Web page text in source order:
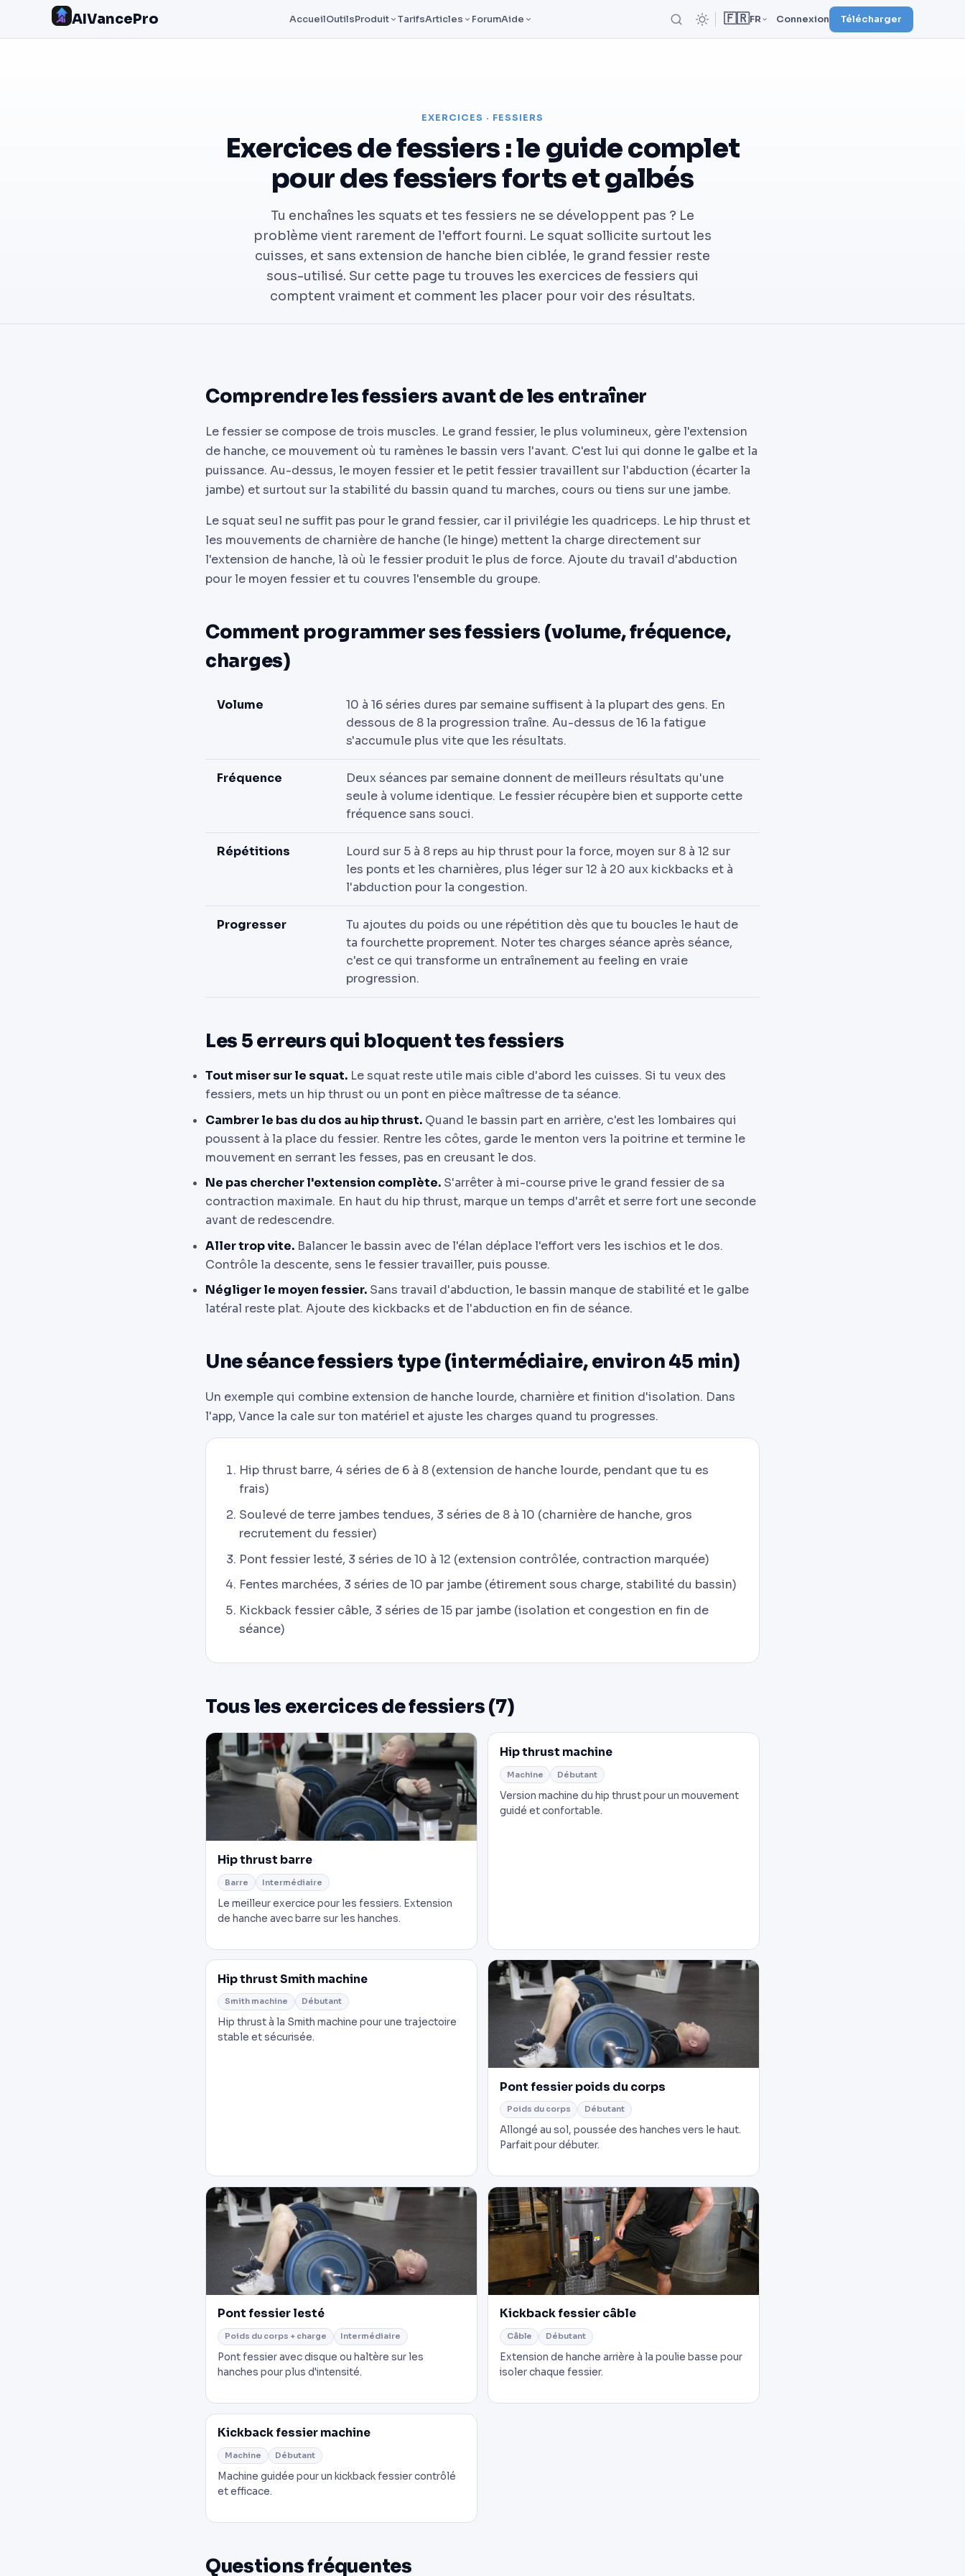
AIVancePro AccueilOutilsProduit TarifsArticles ForumAide 🇫🇷FR Connexion Télécharger
EXERCICES · FESSIERS
Exercices de fessiers : le guide complet
pour des fessiers forts et galbés
Tu enchaînes les squats et tes fessiers ne se développent pas ? Le
problème vient rarement de l'effort fourni. Le squat sollicite surtout les
cuisses, et sans extension de hanche bien ciblée, le grand fessier reste
sous-utilisé. Sur cette page tu trouves les exercices de fessiers qui
comptent vraiment et comment les placer pour voir des résultats.
Comprendre les fessiers avant de les entraîner
Le fessier se compose de trois muscles. Le grand fessier, le plus volumineux, gère l'extension
de hanche, ce mouvement où tu ramènes le bassin vers l'avant. C'est lui qui donne le galbe et la
puissance. Au-dessus, le moyen fessier et le petit fessier travaillent sur l'abduction (écarter la
jambe) et surtout sur la stabilité du bassin quand tu marches, cours ou tiens sur une jambe.
Le squat seul ne suffit pas pour le grand fessier, car il privilégie les quadriceps. Le hip thrust et
les mouvements de charnière de hanche (le hinge) mettent la charge directement sur
l'extension de hanche, là où le fessier produit le plus de force. Ajoute du travail d'abduction
pour le moyen fessier et tu couvres l'ensemble du groupe.
Comment programmer ses fessiers (volume, fréquence,
charges)
Volume
10 à 16 séries dures par semaine suffisent à la plupart des gens. En
dessous de 8 la progression traîne. Au-dessus de 16 la fatigue
s'accumule plus vite que les résultats.
Fréquence
Deux séances par semaine donnent de meilleurs résultats qu'une
seule à volume identique. Le fessier récupère bien et supporte cette
fréquence sans souci.
Répétitions
Lourd sur 5 à 8 reps au hip thrust pour la force, moyen sur 8 à 12 sur
les ponts et les charnières, plus léger sur 12 à 20 aux kickbacks et à
l'abduction pour la congestion.
Progresser
Tu ajoutes du poids ou une répétition dès que tu boucles le haut de
ta fourchette proprement. Noter tes charges séance après séance,
c'est ce qui transforme un entraînement au feeling en vraie
progression.
Les 5 erreurs qui bloquent tes fessiers
Tout miser sur le squat. Le squat reste utile mais cible d'abord les cuisses. Si tu veux des
fessiers, mets un hip thrust ou un pont en pièce maîtresse de ta séance.
Cambrer le bas du dos au hip thrust. Quand le bassin part en arrière, c'est les lombaires qui
poussent à la place du fessier. Rentre les côtes, garde le menton vers la poitrine et termine le
mouvement en serrant les fesses, pas en creusant le dos.
Ne pas chercher l'extension complète. S'arrêter à mi-course prive le grand fessier de sa
contraction maximale. En haut du hip thrust, marque un temps d'arrêt et serre fort une seconde
avant de redescendre.
Aller trop vite. Balancer le bassin avec de l'élan déplace l'effort vers les ischios et le dos.
Contrôle la descente, sens le fessier travailler, puis pousse.
Négliger le moyen fessier. Sans travail d'abduction, le bassin manque de stabilité et le galbe
latéral reste plat. Ajoute des kickbacks et de l'abduction en fin de séance.
Une séance fessiers type (intermédiaire, environ 45 min)
Un exemple qui combine extension de hanche lourde, charnière et finition d'isolation. Dans
l'app, Vance la cale sur ton matériel et ajuste les charges quand tu progresses.
Hip thrust barre, 4 séries de 6 à 8 (extension de hanche lourde, pendant que tu es
frais)
Soulevé de terre jambes tendues, 3 séries de 8 à 10 (charnière de hanche, gros
recrutement du fessier)
Pont fessier lesté, 3 séries de 10 à 12 (extension contrôlée, contraction marquée)
Fentes marchées, 3 séries de 10 par jambe (étirement sous charge, stabilité du bassin)
Kickback fessier câble, 3 séries de 15 par jambe (isolation et congestion en fin de
séance)
Tous les exercices de fessiers (7)
Hip thrust barre
Barre Intermédiaire
Le meilleur exercice pour les fessiers. Extension
de hanche avec barre sur les hanches.
Hip thrust machine
Machine Débutant
Version machine du hip thrust pour un mouvement
guidé et confortable.
Hip thrust Smith machine
Smith machine Débutant
Hip thrust à la Smith machine pour une trajectoire
stable et sécurisée.
Pont fessier poids du corps
Poids du corps Débutant
Allongé au sol, poussée des hanches vers le haut.
Parfait pour débuter.
Pont fessier lesté
Poids du corps + charge Intermédiaire
Pont fessier avec disque ou haltère sur les
hanches pour plus d'intensité.
Kickback fessier câble
Câble Débutant
Extension de hanche arrière à la poulie basse pour
isoler chaque fessier.
Kickback fessier machine
Machine Débutant
Machine guidée pour un kickback fessier contrôlé
et efficace.
Questions fréquentes